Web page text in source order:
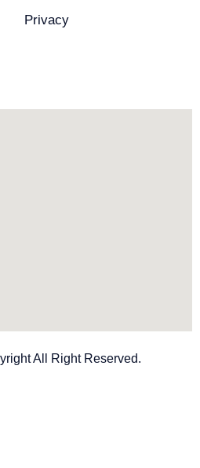
Privacy
All Right Reserved.